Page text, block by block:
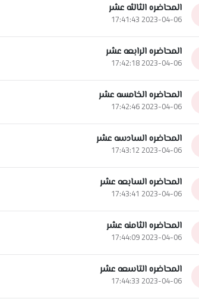
المحاضره الثالثه عشر
2023-04-06 17:41:43
المحاضره الرابعه عشر
2023-04-06 17:42:18
المحاضره الخامسه عشر
2023-04-06 17:42:46
المحاضره السادسه عشر
2023-04-06 17:43:12
المحاضره السابعه عشر
2023-04-06 17:43:41
المحاضره الثامنه عشر
2023-04-06 17:44:09
المحاضره التاسعه عشر
2023-04-06 17:44:33